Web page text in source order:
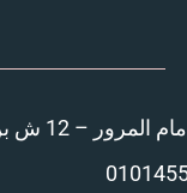
– 12 ش بن خلدون